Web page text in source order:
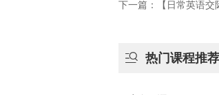
下一篇：【日常英语交
 热门课程推荐